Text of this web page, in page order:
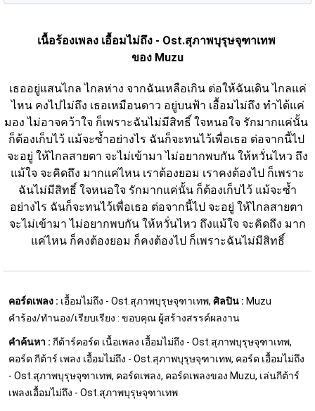
เนื้อร้องเพลง เอื้อมไม่ถึง - Ost.สุภาพบุรุษจุฑาเทพ
ของ Muzu
เธออยู่แสนไกล ไกลห่าง จากฉันเหลือเกิน ต่อให้ฉันเดิน ไกลแค่
ไหน คงไปไม่ถึง เธอเหมือนดาว อยู่บนฟ้า เอื้อมไม่ถึง ทำได้แค่
มอง ไม่อาจคว้าใจ ก็เพราะฉันไม่มีสิทธิ์ ใจหนอใจ รักมากแค่นั้น
ก็ต้องเก็บไว้ แม้จะซ้ำอย่างไร ฉันก็จะทนไว้เพื่อเธอ ต่อจากนี้ไป
จะอยู่ ให้ไกลสายตา จะไม่เข้ามา ไม่อยากพบกัน ให้หวั่นไหว ถึง
แม้ใจ จะคิดถึง มากแค่ไหน เราต้องยอม เราคงต้องไป ก็เพราะ
ฉันไม่มีสิทธิ์ ใจหนอใจ รักมากแค่นั้น ก็ต้องเก็บไว้ แม้จะซ้ำ
อย่างไร ฉันก็จะทนไว้เพื่อเธอ ต่อจากนี้ไป จะอยู่ ให้ไกลสายตา
จะไม่เข้ามา ไม่อยากพบกัน ให้หวั่นไหว ถึงแม้ใจ จะคิดถึง มาก
แค่ไหน ก็คงต้องยอม ก็คงต้องไป ก็เพราะฉันไม่มีสิทธิ์
คอร์ดเพลง : เอื้อมไม่ถึง - Ost.สุภาพบุรุษจุฑาเทพ, ศิลปิน : Muzu
คำร้อง/ทำนอง/เรียบเรียง : ขอบคุณ ผู้สร้างสรรค์ผลงาน
คำค้นหา : กีต้าร์คอร์ด เนื้อเพลง เอื้อมไม่ถึง - Ost.สุภาพบุรุษจุฑาเทพ,
คอร์ด กีต้าร์ เพลง เอื้อมไม่ถึง - Ost.สุภาพบุรุษจุฑาเทพ, คอร์ด เอื้อมไม่ถึง
- Ost.สุภาพบุรุษจุฑาเทพ, คอร์ดเพลง, คอร์ดเพลงของ Muzu, เล่นกีต้าร์
เพลงเอื้อมไม่ถึง - Ost.สุภาพบุรุษจุฑาเทพ